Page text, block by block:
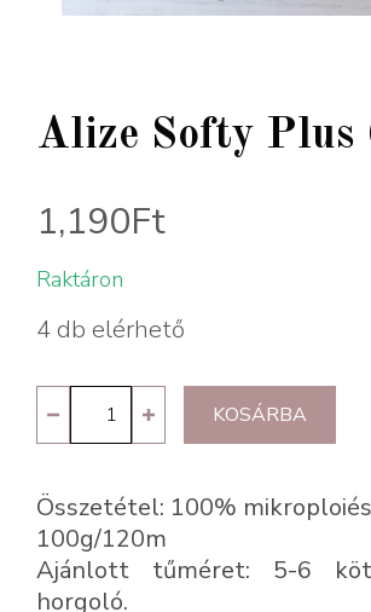
Alize Softy Plus
1,190Ft
Raktáron
4 db elérhető
Softy
60
mennyiség
KOSÁRBA
Összetétel: 100%
100g/120m
Ajánlott tűméret: 5-6
horgoló.